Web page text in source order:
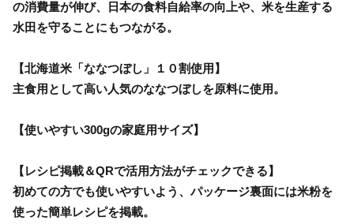
の消費量が伸び、日本の食料自給率の向上や、米を生産する
水田を守ることにもつながる。
【北海道米「ななつぼし」１０割使用】
主食用として高い人気のななつぼしを原料に使用。
【使いやすい300gの家庭用サイズ】
【レシピ掲載＆QRで活用方法がチェックできる】
初めての方でも使いやすいよう、パッケージ裏面には米粉を
使った簡単レシピを掲載。